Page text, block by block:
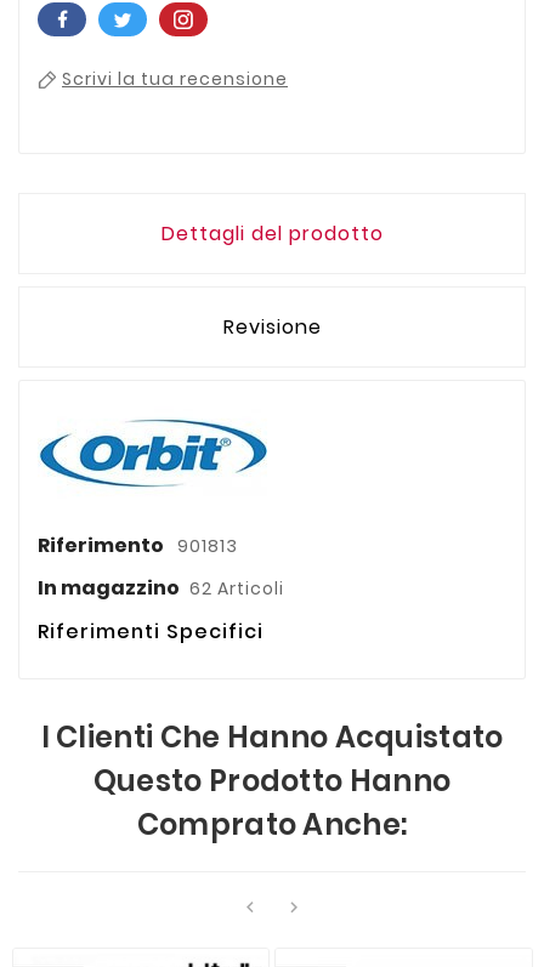
Scrivi la tua recensione
Dettagli del prodotto
Revisione
Riferimento 901813
In magazzino 62 Articoli
Riferimenti Specifici
I Clienti Che Hanno Acquistato
Questo Prodotto Hanno
Comprato Anche:
 